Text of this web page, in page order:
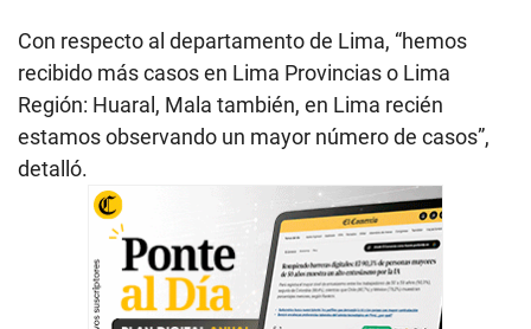
Con respecto al departamento de Lima, “hemos
recibido más casos en Lima Provincias o Lima
Región: Huaral, Mala también, en Lima recién
estamos observando un mayor número de casos”,
detalló.